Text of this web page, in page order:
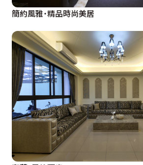
簡約風雅˙精品時尚美居